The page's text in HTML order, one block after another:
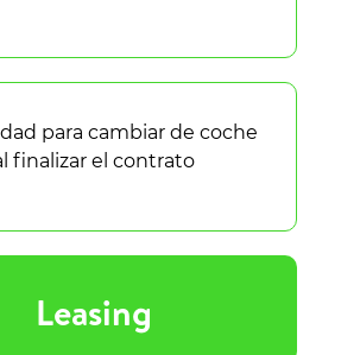
Leasing
para cambiar de coche
finalizar el contrato